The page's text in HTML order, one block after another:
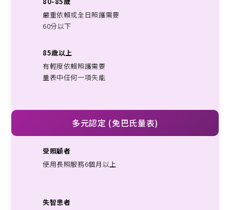
嚴重依賴或全日照護需要
60分以下
85歲以上
有輕度依賴照護需要
量表中任何一項失能
多元認定 (免巴氏量表)
受照顧者
使用長照服務6個月以上
失智患者